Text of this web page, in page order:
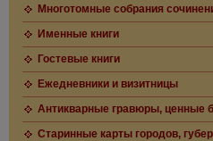
Многотомные собрания
Именные книги
Гостевые книги
Ежедневники и визитницы
Антикварные гравюры, ценные
Старинные карты городов,